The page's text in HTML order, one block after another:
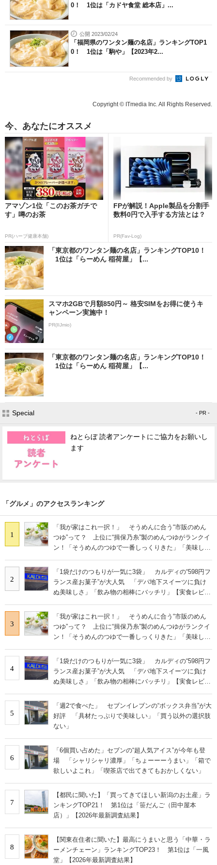
0！ 1位は「カドヤ食堂 総本店」...
公開 2023/02/24
「福岡県のワンタン麺の名店」ランキングTOP1
0！ 1位は「駒や」【2023年2...
Recommended by
Copyright © ITmedia Inc. All Rights Reserved.
今、あなたにオススメ
アマゾン1位「このお茶ガチで
す」噂のお茶
PR(ハーブ健康本舗)
FPが解説！Apple製品を分割手
数料0円で入手する方法とは？
PR(Fav-Log)
「東京都のワンタン麺の名店」ランキングTOP10！
1位は「らーめん 稲荷屋」【...
スマホ2GBで月額850円～ 格安SIMをお得に使うキ
ャンペーン実施中！
PR(IIJmio)
「東京都のワンタン麺の名店」ランキングTOP10！
1位は「らーめん 稲荷屋」【...
Special - PR -
ねとらぼ 読者アンケートにご協力をお願いし
ます
「グルメ」のアクセスランキング
1
「我が家はこれ一択！」 そうめんに合う“市販のめん
つゆ”って？ 上位に“揖保乃糸”製のめんつゆがランクイ
ン！「そうめんのつゆで一番しっくりきた」「美味しす
2
「1袋だけのつもりが一気に3袋」 カルディの“598円フ
ランス産お菓子”が大人気 「デパ地下スイーツに負け
ぬ美味しさ」「飲み物の相棒にバッチリ」【実食レビュ
3
「我が家はこれ一択！」 そうめんに合う“市販のめん
つゆ”って？ 上位に“揖保乃糸”製のめんつゆがランクイ
ン！「そうめんのつゆで一番しっくりきた」「美味しす
4
「1袋だけのつもりが一気に3袋」 カルディの“598円フ
ランス産お菓子”が大人気 「デパ地下スイーツに負け
ぬ美味しさ」「飲み物の相棒にバッチリ」【実食レビュ
5
「週2で食べた」 セブンイレブンの“ボックス弁当”が大
好評 「具材たっぷりで美味しい」「買う以外の選択肢
ない」
6
「6個買い占めた」セブンの“超人気アイス”が今年も登
場 「シャリシャリ濃厚」「ちょーーーうまい」「箱で
欲しいよこれ」「喫茶店で出てきてもおかしくない」
7
【都民に聞いた】「買ってきてほしい新潟のお土産」ラ
ンキングTOP21！ 第1位は「笹だんご（田中屋本
店）」【2026年最新調査結果】
8
【関東在住者に聞いた】最高にうまいと思う「中華・ラ
ーメンチェーン」ランキングTOP23！ 第1位は「一風
堂」【2026年最新調査結果】